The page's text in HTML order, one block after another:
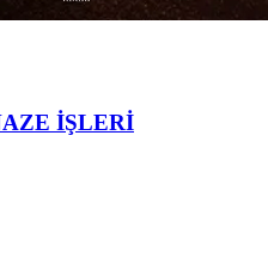
İŞLERİ